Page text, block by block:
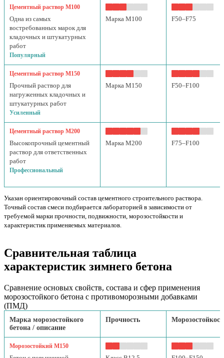
Цементный раствор М100
Одна из самых
востребованных марок для
кладочных и штукатурных
работ
Популярный
Марка М100 F50–F75
Цементный раствор М150
Прочный раствор для
нагруженных кладочных и
штукатурных работ
Усиленный
Марка М150 F50–F100
Цементный раствор М200
Высокопрочный цементный
раствор для ответственных
работ
Профессиональный
Марка М200 F75–F100
Указан ориентировочный состав цементного строительного раствора.
Точный состав смеси подбирается лабораторией в зависимости от
требуемой марки прочности, подвижности, морозостойкости и
характеристик применяемых материалов.
Сравнительная таблица
характеристик зимнего бетона
Сравнение основых свойств, состава и сфер применения
морозостойкого бетона с противоморозными добавками
(ПМД)
Марка морозостойкого
бетона / описание
Прочность
Морозостойкий М150